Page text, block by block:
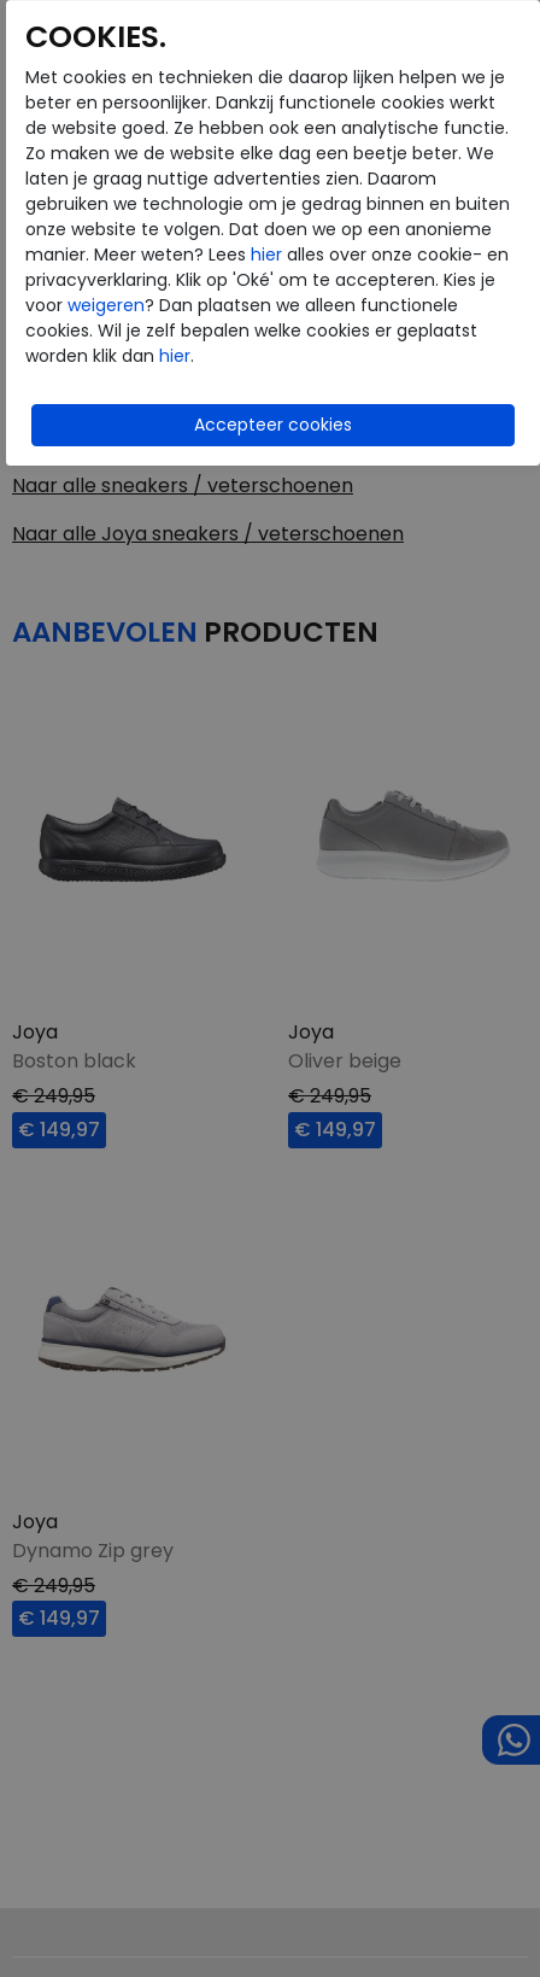
Joya
Toon alles van
Joya
Naar alle sneakers / veterschoenen
Naar alle Joya sneakers / veterschoenen
Merk
Fabrikantcode
JY501A
Bestelcode
136.01.000037
Kleur
Black
Materiaal
Nubuck
Wijdtemaat
Uitneembaar voetbed
ja
Hakhoogte
1.00 cm
AANBEVOLEN PRODUCTEN
Joya
Boston black
€ 249,95
€ 149,97
Joya
Oliver beige
€ 249,95
€ 149,97
Joya
Dynamo Zip grey
€ 249,95
€ 149,97
COOKIES.
Met cookies en technieken die daarop lijken helpen we je
beter en persoonlijker. Dankzij functionele cookies werkt
de website goed. Ze hebben ook een analytische functie.
Zo maken we de website elke dag een beetje beter. We
laten je graag nuttige advertenties zien. Daarom
gebruiken we technologie om je gedrag binnen en buiten
onze website te volgen. Dat doen we op een anonieme
manier. Meer weten? Lees hier alles over onze cookie- en
privacyverklaring. Klik op 'Oké' om te accepteren. Kies je
voor weigeren? Dan plaatsen we alleen functionele
cookies. Wil je zelf bepalen welke cookies er geplaatst
worden klik dan hier.